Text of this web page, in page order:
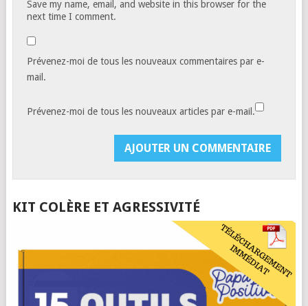
Save my name, email, and website in this browser for the
next time I comment.
Prévenez-moi de tous les nouveaux commentaires par e-
mail.
Prévenez-moi de tous les nouveaux articles par e-mail.
KIT COLÈRE ET AGRESSIVITÉ